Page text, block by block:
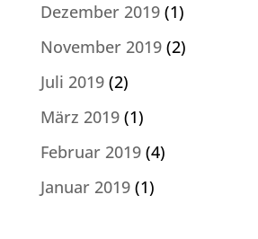
Dezember 2019(1)
November 2019(2)
Juli 2019(2)
März 2019(1)
Februar 2019(4)
Januar 2019(1)